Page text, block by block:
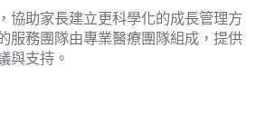
協助家長建立更科學化的成長管理方
服務團隊由專業醫療團隊組成，提供
與支持。